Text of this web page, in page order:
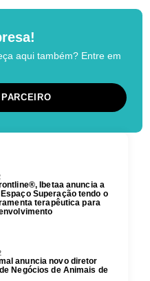
aqui também? Entre em
Ibetaa anuncia a
Superação tendo o
terapêutica para
anuncia novo diretor
Negócios de Animais de